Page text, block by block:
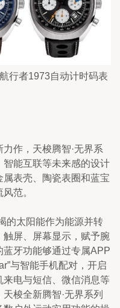
行者1973自动计时码表
作，天梭腾智·无界系
能互联等未来感的设计
表壳、陶瓷表圈和蓝宝
范。
的太阳能作为能源并转
屏、屏幕显示，赋予腕
牙功能够通过专属APP
与智能手机配对，开启
电与短信、微信消息等
梭全新腾智·无界系列